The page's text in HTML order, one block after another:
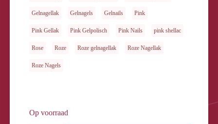
Gelnagellak Gelnagels Gelnails Pink
Pink Gellak Pink Gelpolisch Pink Nails pink shellac
Rose Roze Roze gelnagellak Roze Nagellak
Roze Nagels
Op voorraad